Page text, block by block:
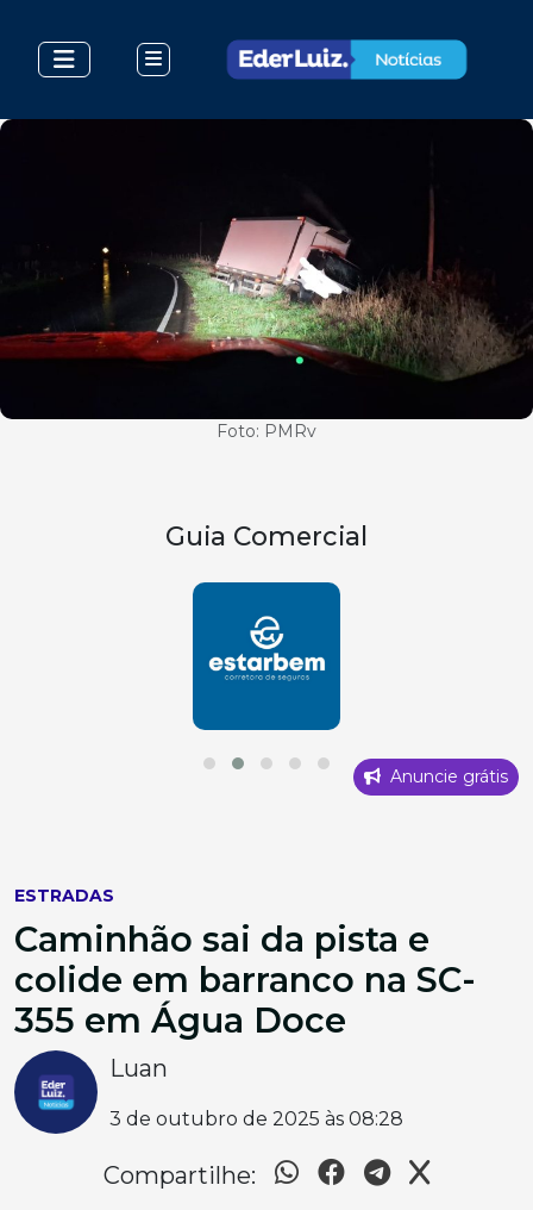
Foto: PMRv
Guia Comercial
Anuncie grátis
ESTRADAS
Caminhão sai da pista e
colide em barranco na SC-
355 em Água Doce
Luan
3 de outubro de 2025 às 08:28
Compartilhe: